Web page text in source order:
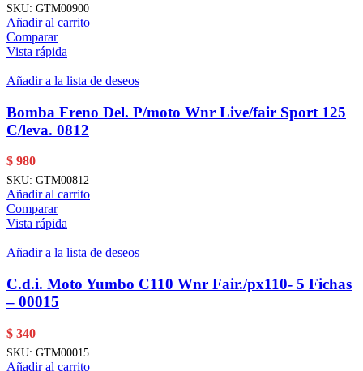
SKU: GTM00900
Añadir al carrito
Comparar
Vista rápida
Añadir a la lista de deseos
Bomba Freno Del. P/moto Wnr Live/fair Sport 125
C/leva. 0812
$ 980
SKU: GTM00812
Añadir al carrito
Comparar
Vista rápida
Añadir a la lista de deseos
C.d.i. Moto Yumbo C110 Wnr Fair./px110- 5 Fichas
– 00015
$ 340
SKU: GTM00015
Añadir al carrito